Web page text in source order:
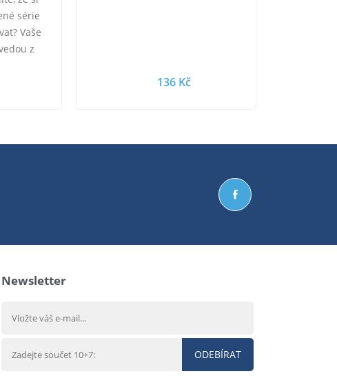
série
Vaše
z
136 Kč
Newsletter
ODEBÍRAT